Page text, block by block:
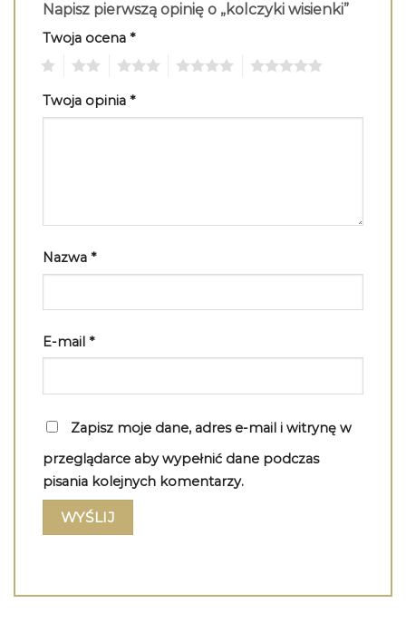
Napisz pierwszą opinię o „kolczyki wisienki”
Twoja ocena *
Twoja opinia *
Nazwa *
E-mail *
Zapisz moje dane, adres e-mail i witrynę w
przeglądarce aby wypełnić dane podczas
pisania kolejnych komentarzy.